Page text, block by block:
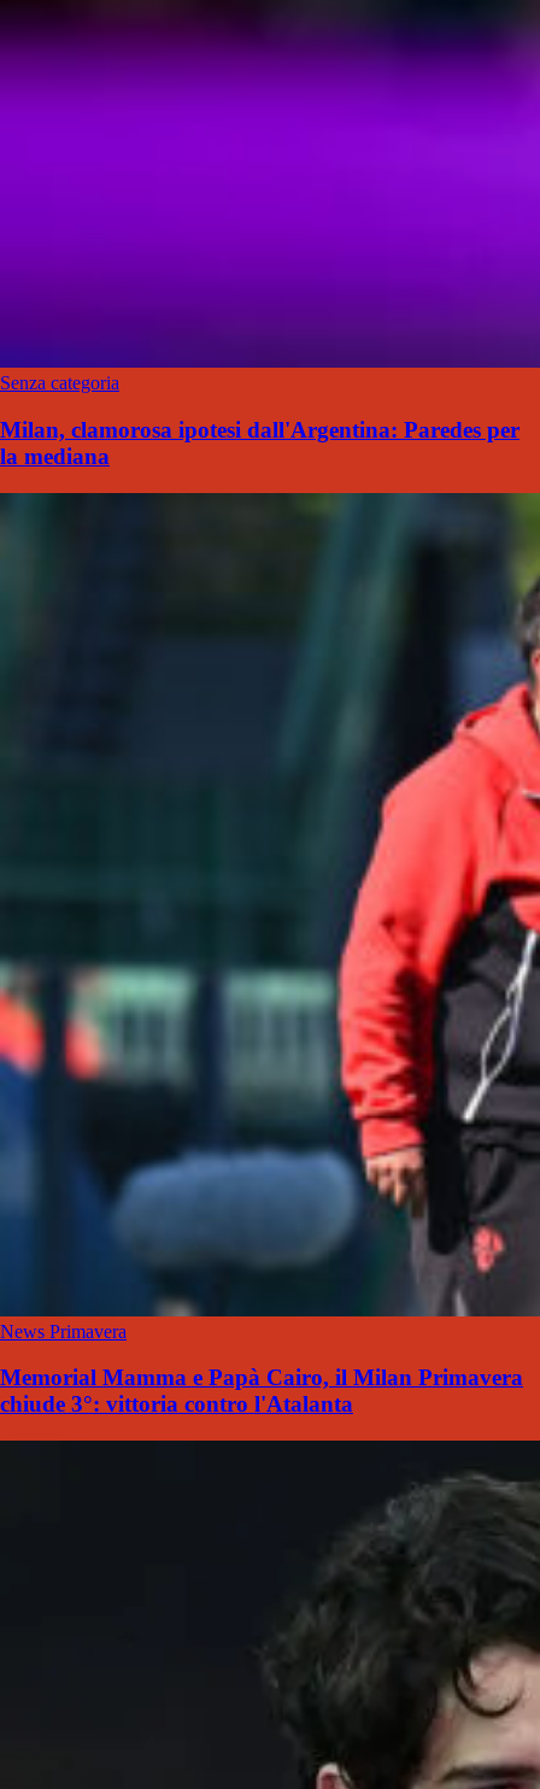
Senza categoria
Milan, clamorosa ipotesi dall'Argentina: Paredes per
la mediana
News Primavera
Memorial Mamma e Papà Cairo, il Milan Primavera
chiude 3°: vittoria contro l'Atalanta